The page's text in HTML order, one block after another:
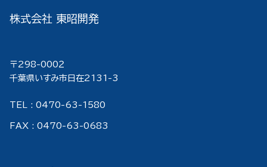
株式会社 東昭開発
〒298-000２
千葉県いすみ市日在2131-3
TEL : 0470-63-1580
FAX : 0470-63-0683